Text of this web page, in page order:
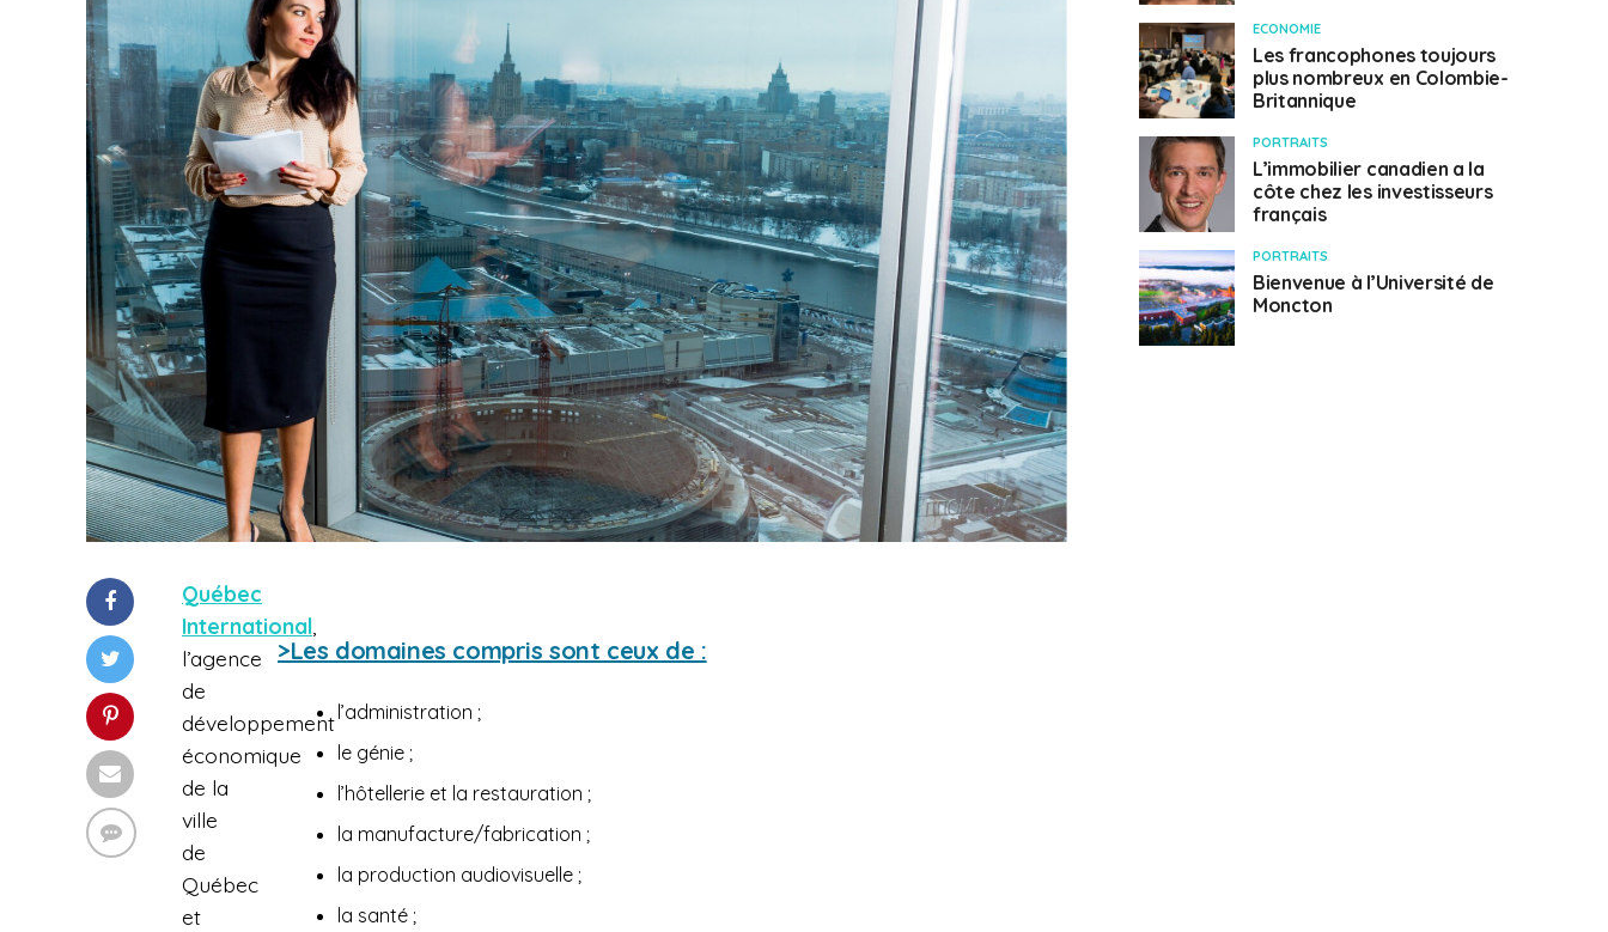
Québec
International
l’agence
de
développement
économique
de la
ville
de
Québec
et
>Les domaines compris sont ceux de :
l’administration ;
le génie ;
l’hôtellerie et la restauration ;
la manufacture/fabrication ;
la production audiovisuelle ;
la santé ;
ECONOMIE
Les francophones toujours
plus nombreux en Colombie-
Britannique
PORTRAITS
L’immobilier canadien a la
côte chez les investisseurs
français
PORTRAITS
Bienvenue à l’Université de
Moncton